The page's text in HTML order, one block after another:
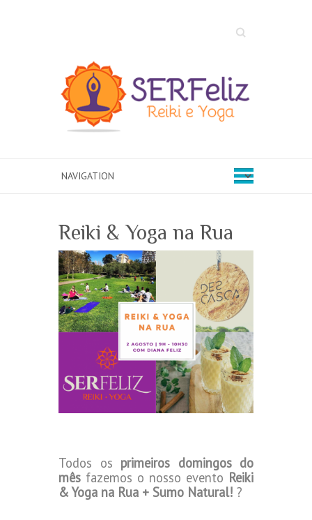
Search
Reiki & Yoga na Rua
Todos os primeiros domingos do
mês fazemos o nosso evento Reiki
& Yoga na Rua + Sumo Natural! ?